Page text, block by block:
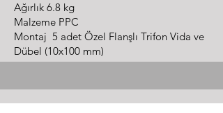
Ağırlık 6.8 kg
Malzeme PPC
Montaj 5 adet Özel Flanşlı Trifon Vida ve
Dübel (10x100 mm)